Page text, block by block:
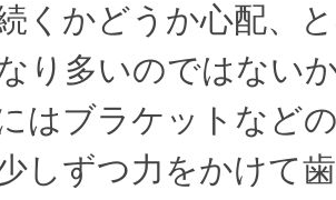
くかどうか心配、
り多いのではない
はブラケットなど
しずつ力をかけて